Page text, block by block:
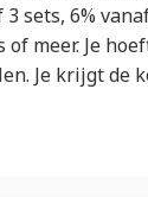
3 sets, 6%
of meer. Je
Je krijgt de